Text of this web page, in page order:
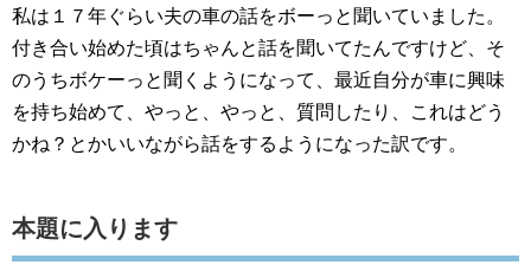
私は１７年ぐらい夫の車の話をボーっと聞いていました。
付き合い始めた頃はちゃんと話を聞いてたんですけど、そ
のうちボケーっと聞くようになって、最近自分が車に興味
を持ち始めて、やっと、やっと、質問したり、これはどう
かね？とかいいながら話をするようになった訳です。
本題に入ります